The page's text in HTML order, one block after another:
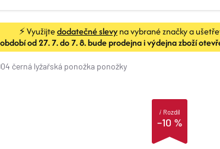
⚡ Využijtedodatečné slevyna vybrané značky a
od 27. 7. do 7. 8. bude prodejna i výdejna zboží
černá lyžařská ponožka ponožky
–10 %
iRozdíl